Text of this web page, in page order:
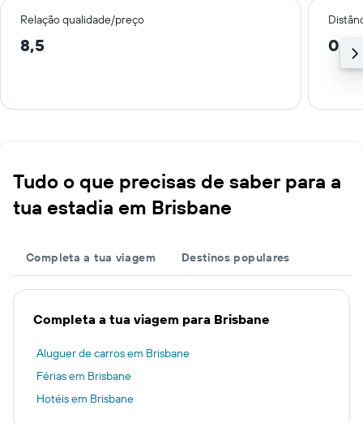
Relação qualidade/preço
8,5 0,8
Tudo o que precisas de saber para a
tua estadia em Brisbane
Completa a tua viagem Destinos populares
Completa a tua viagem para Brisbane
Aluguer de carros em Brisbane
Férias em Brisbane
Hotéis em Brisbane